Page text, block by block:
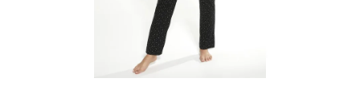
Podmínky ochrany osobních údajů
Napište nám
Reklamace a vrácení zboží